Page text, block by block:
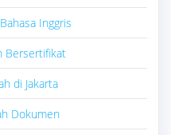
Inggris
Bersertifikat
di Jakarta
Dokumen